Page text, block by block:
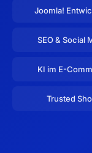
Joomla!
SEO & Social
KI im E-
Trusted